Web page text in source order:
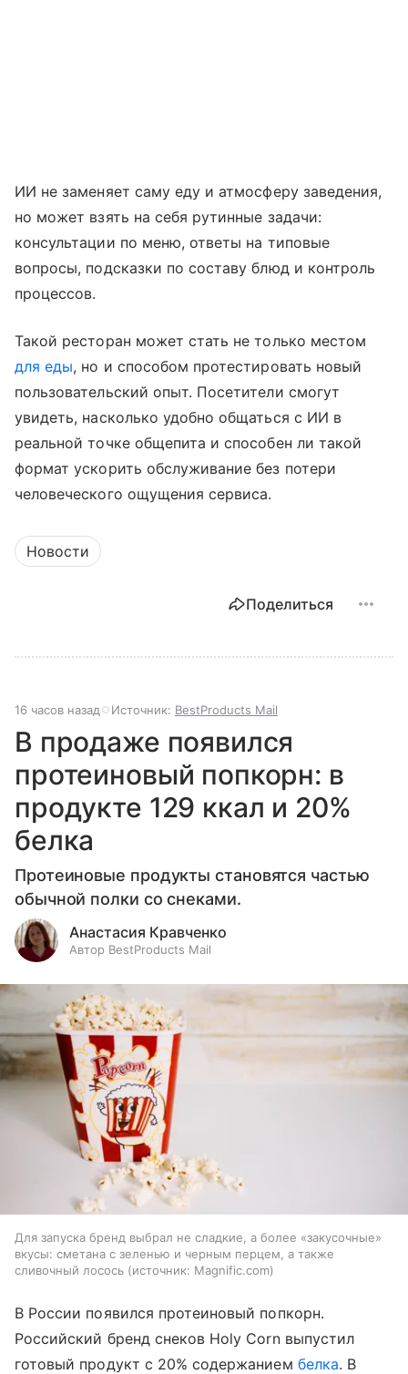
ИИ не заменяет саму еду и атмосферу заведения,
но может взять на себя рутинные задачи:
консультации по меню, ответы на типовые
вопросы, подсказки по составу блюд и контроль
процессов.
Такой ресторан может стать не только местом
для еды, но и способом протестировать новый
пользовательский опыт. Посетители смогут
увидеть, насколько удобно общаться с ИИ в
реальной точке общепита и способен ли такой
формат ускорить обслуживание без потери
человеческого ощущения сервиса.
Новости
Поделиться
16 часов назад Источник: BestProducts Mail
В продаже появился
протеиновый попкорн: в
продукте 129 ккал и 20%
белка
Протеиновые продукты становятся частью
обычной полки со снеками.
Анастасия Кравченко
Автор BestProducts Mail
Для запуска бренд выбрал не сладкие, а более «закусочные»
вкусы: сметана с зеленью и черным перцем, а также
сливочный лосось
источник: Magnific.com
В России появился протеиновый попкорн.
Российский бренд снеков Holy Corn выпустил
готовый продукт с 20% содержанием белка. В